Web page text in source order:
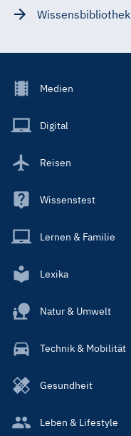
Wissensbibliothek
Footer
Main
Medien
Digital
Reisen
Wissenstest
Lernen & Familie
Lexika
Natur & Umwelt
Technik & Mobilität
Gesundheit
Leben & Lifestyle